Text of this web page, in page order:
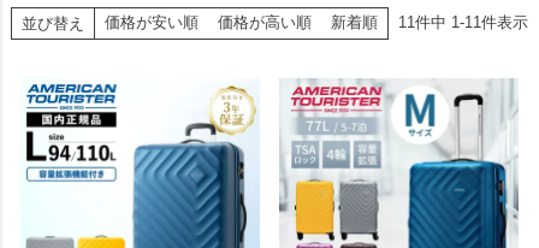
並び替え 価格が安い順 価格が高い順 新着順 11件中 1-11件表示